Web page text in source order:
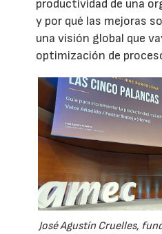
productividad de una
y por qué las mejoras
una visión global que
optimización de
José Agustín Cruelles,